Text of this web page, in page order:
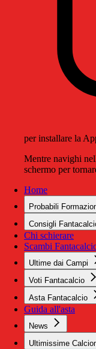
per installare la
Mentre navighi
schermo per
Home
Probabili
Consigli
Chi schierare
Scambi
Ultime dai Campi
Voti Fantacalcio
Asta Fantacalcio
Guida all'asta
News
Ultimissime